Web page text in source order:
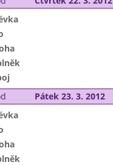
Pátek 23. 3. 2012